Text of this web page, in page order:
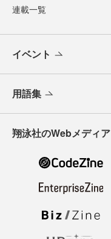
連載一覧
イベント
用語集
翔泳社のWebメディア